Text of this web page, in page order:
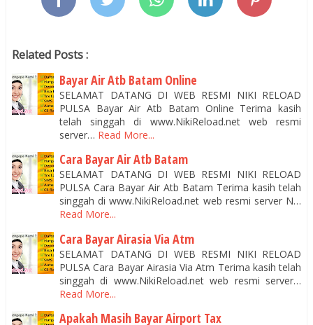
Related Posts :
Bayar Air Atb Batam Online
SELAMAT DATANG DI WEB RESMI NIKI RELOAD
PULSA Bayar Air Atb Batam Online Terima kasih
telah singgah di www.NikiReload.net web resmi
server… Read More...
Cara Bayar Air Atb Batam
SELAMAT DATANG DI WEB RESMI NIKI RELOAD
PULSA Cara Bayar Air Atb Batam Terima kasih telah
singgah di www.NikiReload.net web resmi server N…
Read More...
Cara Bayar Airasia Via Atm
SELAMAT DATANG DI WEB RESMI NIKI RELOAD
PULSA Cara Bayar Airasia Via Atm Terima kasih telah
singgah di www.NikiReload.net web resmi server…
Read More...
Apakah Masih Bayar Airport Tax